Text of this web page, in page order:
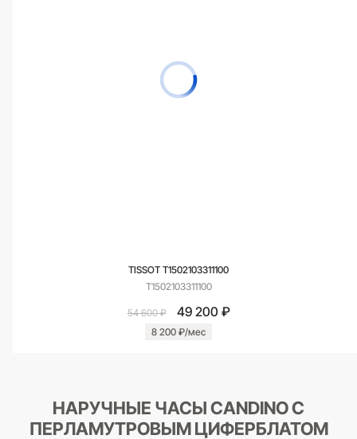
TISSOT T1502103311100
T1502103311100
54 600 ₽ 49 200 ₽
8 200 ₽/мес
НАРУЧНЫЕ ЧАСЫ CANDINO С
ПЕРЛАМУТРОВЫМ ЦИФЕРБЛАТОМ